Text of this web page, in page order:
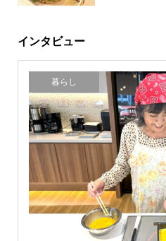
インタビュー
暮らし